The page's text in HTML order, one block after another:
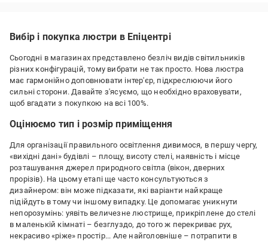
Вибір і покупка люстри в Епіцентрі
Сьогодні в магазинах представлено безліч видів світильників
різних конфігурацій, тому вибрати не так просто. Нова люстра
має гармонійно доповнювати інтер'єр, підкреслюючи його
сильні сторони. Давайте з'ясуємо, що необхідно враховувати,
щоб вгадати з покупкою на всі 100%.
Оцінюємо тип і розмір приміщення
Для організації правильного освітлення дивимося, в першу чергу,
«вихідні дані» будівлі – площу, висоту стелі, наявність і місце
розташування джерел природного світла (вікон, дверних
прорізів). На цьому етапі ще часто консультуються з
дизайнером: він може підказати, які варіанти найкраще
підійдуть в тому чи іншому випадку. Це допомагає уникнути
непорозумінь: уявіть величезне люстрище, прикріплене до стелі
в маленькій кімнаті – безглуздо, до того ж перекриває рух,
некрасиво «ріже» простір... Але найголовніше – потрапити в